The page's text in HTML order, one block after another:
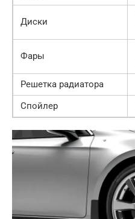
Диски
Фары
Решетка радиатора
Спойлер